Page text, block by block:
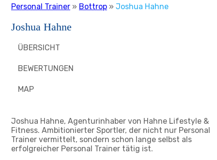
Personal Trainer » Bottrop » Joshua Hahne
Joshua Hahne
ÜBERSICHT
BEWERTUNGEN
MAP
Joshua Hahne, Agenturinhaber von Hahne Lifestyle &
Fitness. Ambitionierter Sportler, der nicht nur Personal
Trainer vermittelt, sondern schon lange selbst als
erfolgreicher Personal Trainer tätig ist.